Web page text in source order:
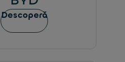
Descoperă